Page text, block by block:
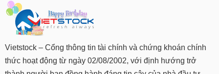
Vietstock – Cổng thông tin tài chính và chứng khoán chính
thức hoạt động từ ngày 02/08/2002, với định hướng trở